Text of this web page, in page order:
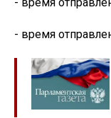
- время